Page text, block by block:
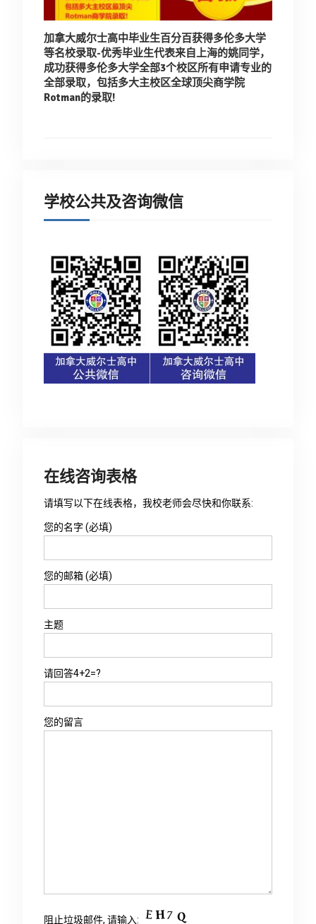
加拿大威尔士高中毕业生百分百获得多伦多大学
等名校录取-优秀毕业生代表来自上海的姚同学，
成功获得多伦多大学全部3个校区所有申请专业的
全部录取， 包括多大主校区全球顶尖商学院
Rotman的录取!
学校公共及咨询微信
在线咨询表格
请填写以下在线表格，我校老师会尽快和你联系:
您的名字 (必填)
您的邮箱 (必填)
主题
请回答4+2=?
您的留言
阻止垃圾邮件, 请输入: